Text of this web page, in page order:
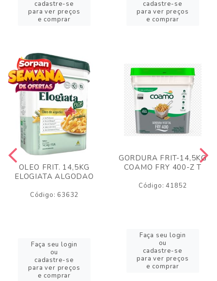
cadastre-se
para ver preços
e comprar
cadastre-se
para ver preços
e comprar
OLEO FRIT. 14,5KG
ELOGIATA ALGODAO
Código: 63632
Faça seu login
ou
cadastre-se
para ver preços
e comprar
GORDURA FRIT-14,5KG
COAMO FRY 400-Z T
Código: 41852
Faça seu login
ou
cadastre-se
para ver preços
e comprar